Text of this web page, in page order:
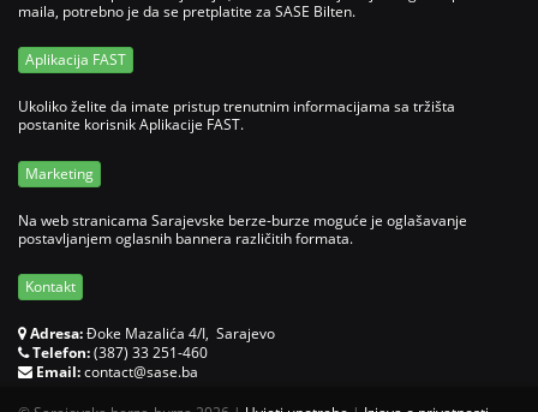
maila, potrebno je da se pretplatite za SASE Bilten.
Aplikacija FAST
Ukoliko želite da imate pristup trenutnim informacijama sa tržišta
postanite korisnik Aplikacije FAST.
Marketing
Na web stranicama Sarajevske berze-burze moguće je oglašavanje
postavljanjem oglasnih bannera različitih formata.
Kontakt
Adresa:Đoke Mazalića 4/I, Sarajevo
Telefon:(387) 33 251-460
Email:contact@sase.ba